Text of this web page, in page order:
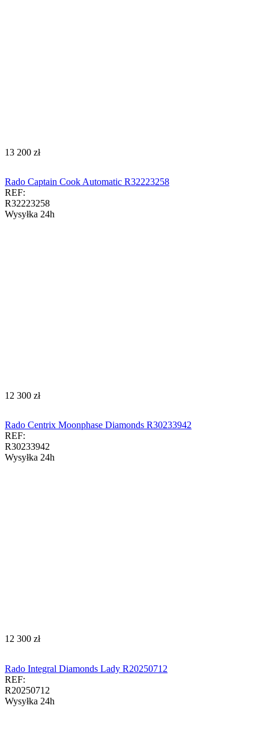
‍13 200‍ zł
Rado Captain Cook Automatic R32223258
REF:
R32223258
Wysyłka 24h
‍12 300‍ zł
Rado Centrix Moonphase Diamonds R30233942
REF:
R30233942
Wysyłka 24h
‍12 300‍ zł
Rado Integral Diamonds Lady R20250712
REF:
R20250712
Wysyłka 24h